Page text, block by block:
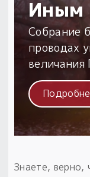
Обрядовые
Расходные
Готовые
Сундучок
Об авторе и
Наборы для
Электронные
Гадание он-
Приложение
30 вариантов
Предметы
Магические
Для алтаря
Расходные
Иным
Собрание
проводах
величания
Знаете, верно,